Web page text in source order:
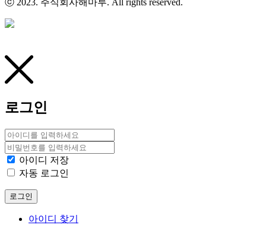
로그인
아이디 저장
자동 로그인
로그인
아이디 찾기